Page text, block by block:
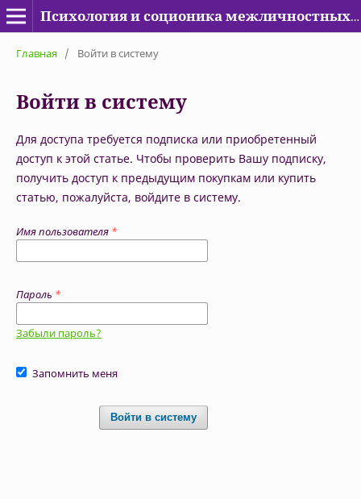
Психология и соционика межличностных отношений
Главная / Войти в систему
Войти в систему
Для доступа требуется подписка или приобретенный
доступ к этой статье. Чтобы проверить Вашу подписку,
получить доступ к предыдущим покупкам или купить
статью, пожалуйста, войдите в систему.
Имя пользователя *
Пароль *
Забыли пароль?
Запомнить меня
Войти в систему